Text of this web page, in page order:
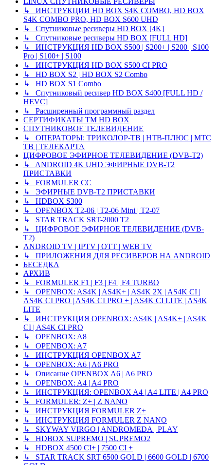
↳ ИНСТРУКЦИИ HD BOX S4K COMBO, HD BOX
S4K COMBO PRO, HD BOX S600 UHD
↳ Спутниковые ресиверы HD BOX [4K]
↳ Спутниковые ресиверы HD BOX [FULL HD]
↳ ИНСТРУКЦИЯ HD BOX S500 | S200+ | S200 | S100
Pro | S100+ | S100
↳ ИНСТРУКЦИЯ HD BOX S500 CI PRO
↳ HD BOX S2 | HD BOX S2 Combo
↳ HD BOX S1 Combo
↳ Спутниковый ресивер HD BOX S400 [FULL HD /
HEVC]
↳ Расширенный программный раздел
СЕРТИФИКАТЫ TM HD BOX
СПУТНИКОВОЕ ТЕЛЕВИДЕНИЕ
↳ ОПЕРАТОРЫ: ТРИКОЛОР-ТВ | НТВ-ПЛЮС | МТС
ТВ | ТЕЛЕКАРТА
ЦИФРОВОЕ ЭФИРНОЕ ТЕЛЕВИДЕНИЕ (DVB-T2)
↳ ANDROID 4K UHD ЭФИРНЫЕ DVB-T2
ПРИСТАВКИ
↳ FORMULER CC
↳ ЭФИРНЫЕ DVB-T2 ПРИСТАВКИ
↳ HDBOX S300
↳ OPENBOX T2-06 | T2-06 Mini | T2-07
↳ STAR TRACK SRT-2000 T2
↳ ЦИФРОВОЕ ЭФИРНОЕ ТЕЛЕВИДЕНИЕ (DVB-
T2)
ANDROID TV | IPTV | OTT | WEB TV
↳ ПРИЛОЖЕНИЯ ДЛЯ РЕСИВЕРОВ НА ANDROID
БЕСЕДКА
АРХИВ
↳ FORMULER F1 | F3 | F4 | F4 TURBO
↳ OPENBOX: AS4K | AS4K+ | AS4K 2X | AS4K CI |
AS4K CI PRO | AS4K CI PRO + | AS4K CI LITE | AS4K
LITE
↳ ИНСТРУКЦИЯ OPENBOX: AS4K | AS4K+ | AS4K
CI | AS4K CI PRO
↳ OPENBOX: A8
↳ OPENBOX: A7
↳ ИНСТРУКЦИЯ OPENBOX A7
↳ OPENBOX: A6 | A6 PRO
↳ Описание OPENBOX A6 | A6 PRO
↳ OPENBOX: A4 | A4 PRO
↳ ИНСТРУКЦИЯ: OPENBOX A4 | A4 LITE | A4 PRO
↳ FORMULER: Z+ | Z NANO
↳ ИНСТРУКЦИЯ FORMULER Z+
↳ ИНСТРУКЦИЯ FORMULER Z NANO
↳ SKYWAY VIRGO | ANDROMEDA | PLAY
↳ HDBOX SUPREMO | SUPREMO2
↳ HDBOX 4500 CI+ | 7500 CI +
↳ STAR TRACK SRT 6500 GOLD | 6600 GOLD | 6700